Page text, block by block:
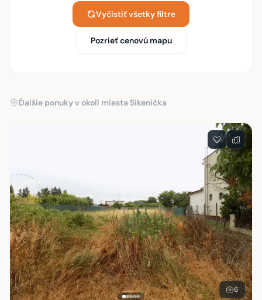
Vyčistiť všetky filtre
Pozrieť cenovú mapu
Ďalšie ponuky v okolí miesta Sikenička
6